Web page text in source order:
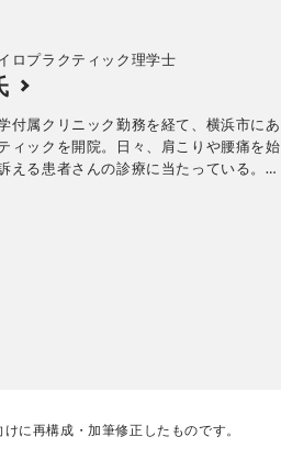
ロプラクティック理学士
付属クリニック勤務を経て、横浜市にあ
ィックを開院。日々、肩こりや腰痛を始
える患者さんの診療に当たっている。新
に再構成・加筆修正したものです。